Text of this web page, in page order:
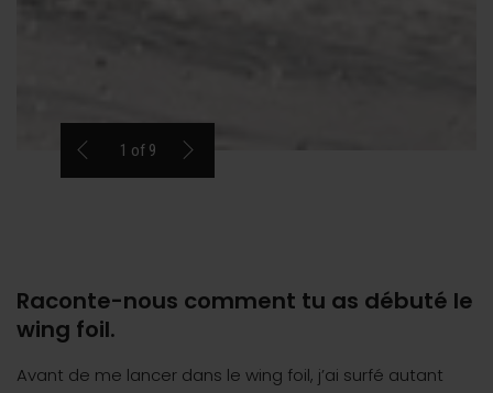
1 of 9
Raconte-nous comment tu as débuté le
wing foil.
Avant de me lancer dans le wing foil, j’ai surfé autant